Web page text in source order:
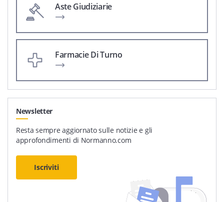
Aste Giudiziarie
Farmacie Di Turno
Newsletter
Resta sempre aggiornato sulle notizie e gli
approfondimenti di Normanno.com
Iscriviti